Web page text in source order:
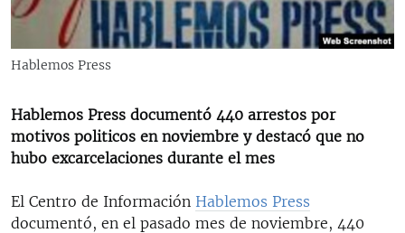
RADIO MARTÍ
ESPECIALES
LA REALIDAD DE LA VIVIENDA EN CUBA
SER VIEJO EN CUBA
LOS SANTOS DE HIALEAH
EDITORIALES
SÍGUENOS
Hablemos Press
Hablemos Press documentó 440 arrestos por
motivos politicos en noviembre y destacó que no
hubo excarcelaciones durante el mes
El Centro de Información Hablemos Press
documentó, en el pasado mes de noviembre, 440